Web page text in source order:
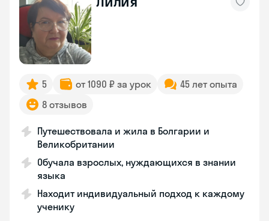
5 от 1090 ₽ за урок
45 лет опыта
8 отзывов
Путешествовала и жила в Болгарии и
Великобритании
Обучала взрослых, нуждающихся в знании
языка
Находит индивидуальный подход к каждому
ученику